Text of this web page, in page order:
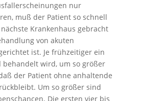
nur
muß der Patient so schnell
Krankenhaus gebracht
von akuten
ist. Je frühzeitiger ein
behandelt wird, um so größer
der Patient ohne anhaltende
Um so größer sind
Die ersten vier bis